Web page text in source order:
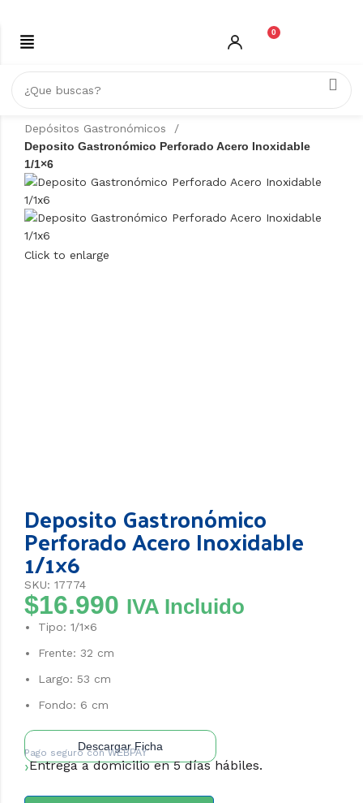
0
Inicio
ACERO INOXIDABLE
Depósitos Gastronómicos
Deposito Gastronómico Perforado Acero Inoxidable
1/1×6
Click to enlarge
Deposito Gastronómico
Perforado Acero Inoxidable
1/1×6
SKU: 17774
$16.990 IVA Incluido
Tipo: 1/1×6
Frente: 32 cm
Largo: 53 cm
Fondo: 6 cm
Descargar Ficha
Pago seguro conWEBPAY
Entrega a domicilio en 5 días hábiles.